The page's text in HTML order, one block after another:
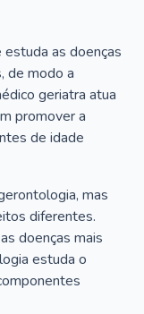
as doenças
de modo a
geriatra atua
promover a
de idade
mas
diferentes.
doenças mais
estuda o